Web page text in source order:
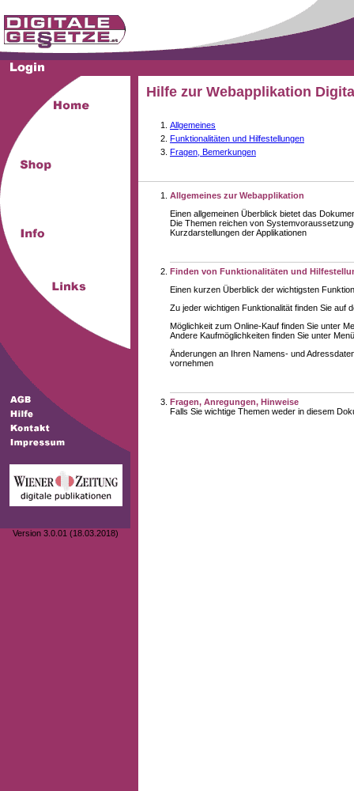
Version 3.0.01 (18.03.2018)
Hilfe zur Webapplikation
Allgemeines
Funktionalitäten und Hilfestellungen
Fragen, Bemerkungen
Allgemeines zur Webapplikation
Einen allgemeinen Überblick bietet das
Die Themen reichen von
Kurzdarstellungen der Applikationen
Finden von Funktionalitäten und
Einen kurzen Überblick der wichtigsten
Zu jeder wichtigen Funktionalität finden Sie auf
Möglichkeit zum Online-Kauf finden Sie unter
Andere Kaufmöglichkeiten finden Sie unter
Änderungen an Ihren Namens- und
vornehmen
Fragen, Anregungen, Hinweise
Falls Sie wichtige Themen weder in diesem